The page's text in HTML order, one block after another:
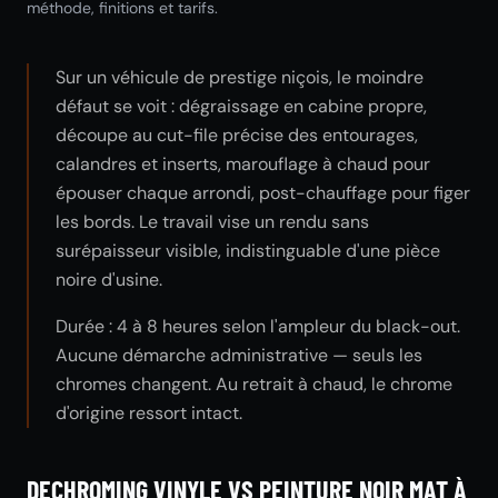
méthode, finitions et tarifs.
Sur un véhicule de prestige niçois, le moindre
défaut se voit : dégraissage en cabine propre,
découpe au cut-file précise des entourages,
calandres et inserts, marouflage à chaud pour
épouser chaque arrondi, post-chauffage pour figer
les bords. Le travail vise un rendu sans
surépaisseur visible, indistinguable d'une pièce
noire d'usine.
Durée : 4 à 8 heures selon l'ampleur du black-out.
Aucune démarche administrative — seuls les
chromes changent. Au retrait à chaud, le chrome
d'origine ressort intact.
DECHROMING VINYLE VS PEINTURE NOIR MAT À